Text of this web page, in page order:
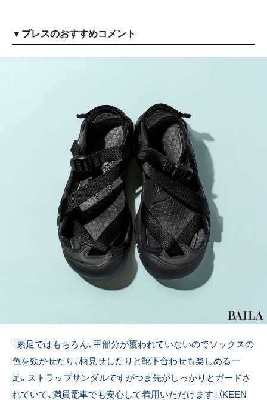
▼プレスのおすすめコメント
「素足ではもちろん、甲部分が覆われていないのでソックスの
色を効かせたり、柄見せしたりと靴下合わせも楽しめる一
足。ストラップサンダルですがつま先がしっかりとガードさ
れていて、満員電車でも安心して着用いただけます」（KEEN